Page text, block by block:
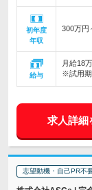
初年度
年収
300万円
給与
月給18
※試用期
求人詳細
志望動機・自己PR不